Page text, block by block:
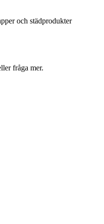
och städprodukter
fråga mer.